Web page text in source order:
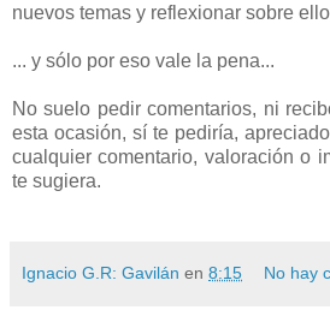
nuevos temas y reflexionar sobre
... y sólo por eso vale la pena...
No suelo pedir comentarios, ni
esta ocasión, sí te pediría,
cualquier comentario, valoración o
te sugiera.
Ignacio G.R: Gavilán en 8:15 No hay